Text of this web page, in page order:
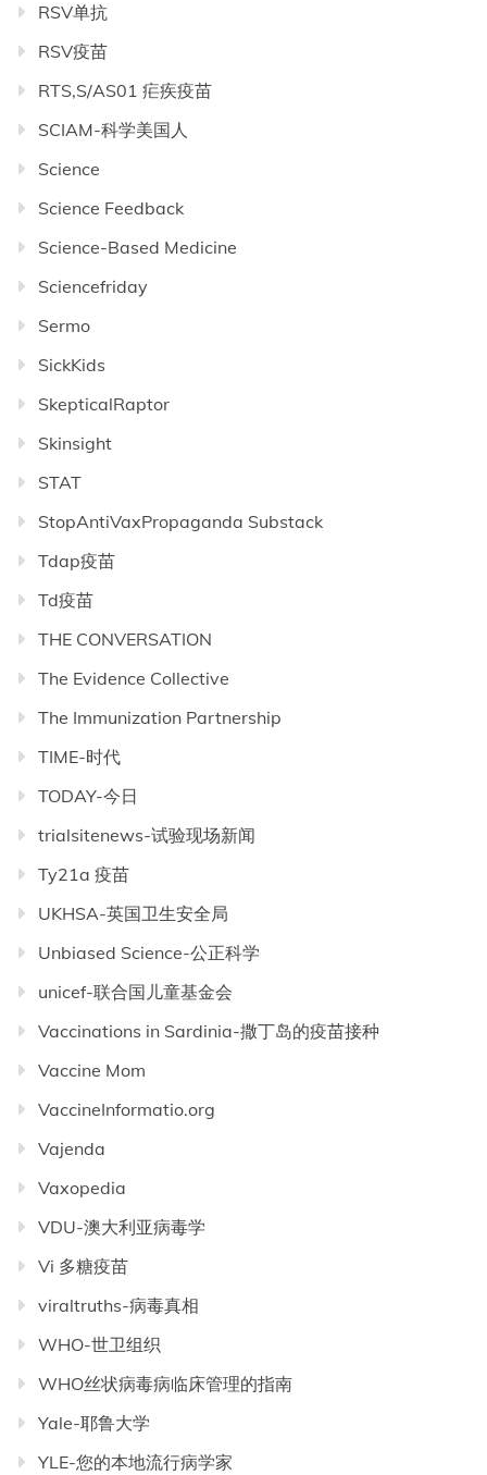
RSV单抗
RSV疫苗
RTS,S/AS01 疟疾疫苗
SCIAM-科学美国人
Science
Science Feedback
Science-Based Medicine
Sciencefriday
Sermo
SickKids
SkepticalRaptor
Skinsight
STAT
StopAntiVaxPropaganda Substack
Tdap疫苗
Td疫苗
THE CONVERSATION
The Evidence Collective
The Immunization Partnership
TIME-时代
TODAY-今日
trialsitenews-试验现场新闻
Ty21a 疫苗
UKHSA-英国卫生安全局
Unbiased Science-公正科学
unicef-联合国儿童基金会
Vaccinations in Sardinia-撒丁岛的疫苗接种
Vaccine Mom
VaccineInformatio.org
Vajenda
Vaxopedia
VDU-澳大利亚病毒学
Vi 多糖疫苗
viraltruths-病毒真相
WHO-世卫组织
WHO丝状病毒病临床管理的指南
Yale-耶鲁大学
YLE-您的本地流行病学家